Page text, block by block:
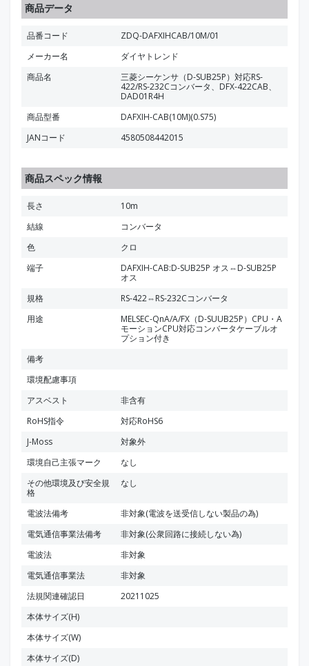
商品データ
品番コード
ZDQ-DAFXIHCAB/10M/01
メーカー名
ダイヤトレンド
商品名
三菱シーケンサ（D-SUB25P）対応RS-
422/RS-232Cコンバータ、DFX-422CAB、
DAD01R4H
商品型番
DAFXIH-CAB(10M)(0.S75)
JANコード
4580508442015
商品スペック情報
長さ
10m
結線
コンバータ
色
クロ
端子
DAFXIH-CAB:D-SUB25P オス⇔D-SUB25P
オス
規格
RS-422⇔RS-232Cコンバータ
用途
MELSEC-QnA/A/FX（D-SUUB25P）CPU・A
モーションCPU対応コンバータケーブルオ
プション付き
備考
環境配慮事項
アスベスト
非含有
RoHS指令
対応RoHS6
J-Moss
対象外
環境自己主張マーク
なし
その他環境及び安全規
格
なし
電波法備考
非対象(電波を送受信しない製品の為)
電気通信事業法備考
非対象(公衆回路に接続しない為)
電波法
非対象
電気通信事業法
非対象
法規関連確認日
20211025
本体サイズ(H)
本体サイズ(W)
本体サイズ(D)